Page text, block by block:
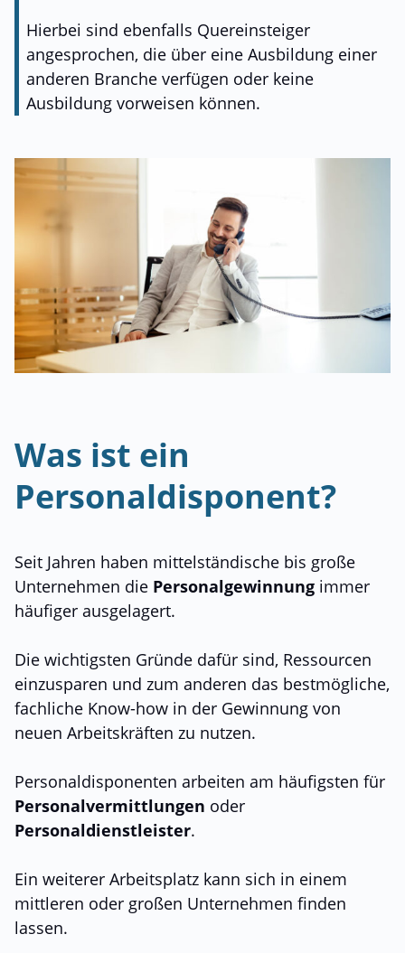
Hierbei sind ebenfalls Quereinsteiger
angesprochen, die über eine Ausbildung einer
anderen Branche verfügen oder keine
Ausbildung vorweisen können.
Was ist ein
Personaldisponent?
Seit Jahren haben mittelständische bis große
Unternehmen die Personalgewinnung immer
häufiger ausgelagert.
Die wichtigsten Gründe dafür sind, Ressourcen
einzusparen und zum anderen das bestmögliche,
fachliche Know-how in der Gewinnung von
neuen Arbeitskräften zu nutzen.
Personaldisponenten arbeiten am häufigsten für
Personalvermittlungen oder
Personaldienstleister.
Ein weiterer Arbeitsplatz kann sich in einem
mittleren oder großen Unternehmen finden
lassen.